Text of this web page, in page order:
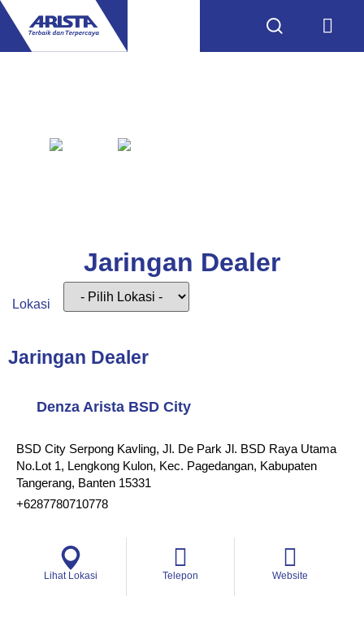
Jaringan Dealer
Lokasi
Jaringan Dealer
Denza Arista BSD City
BSD City Serpong Kavling, Jl. De Park Jl. BSD Raya Utama
No.Lot 1, Lengkong Kulon, Kec. Pagedangan, Kabupaten
Tangerang, Banten 15331
+6287780710778
Lihat Lokasi Telepon Website